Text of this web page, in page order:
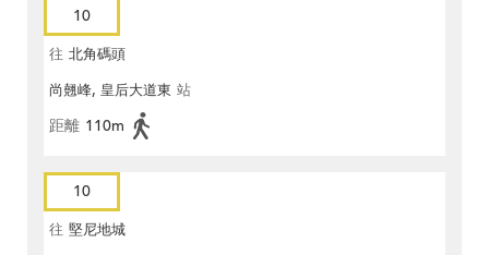
10
往 北角碼頭
尚翹峰, 皇后大道東 站
距離 110m
10
往 堅尼地城